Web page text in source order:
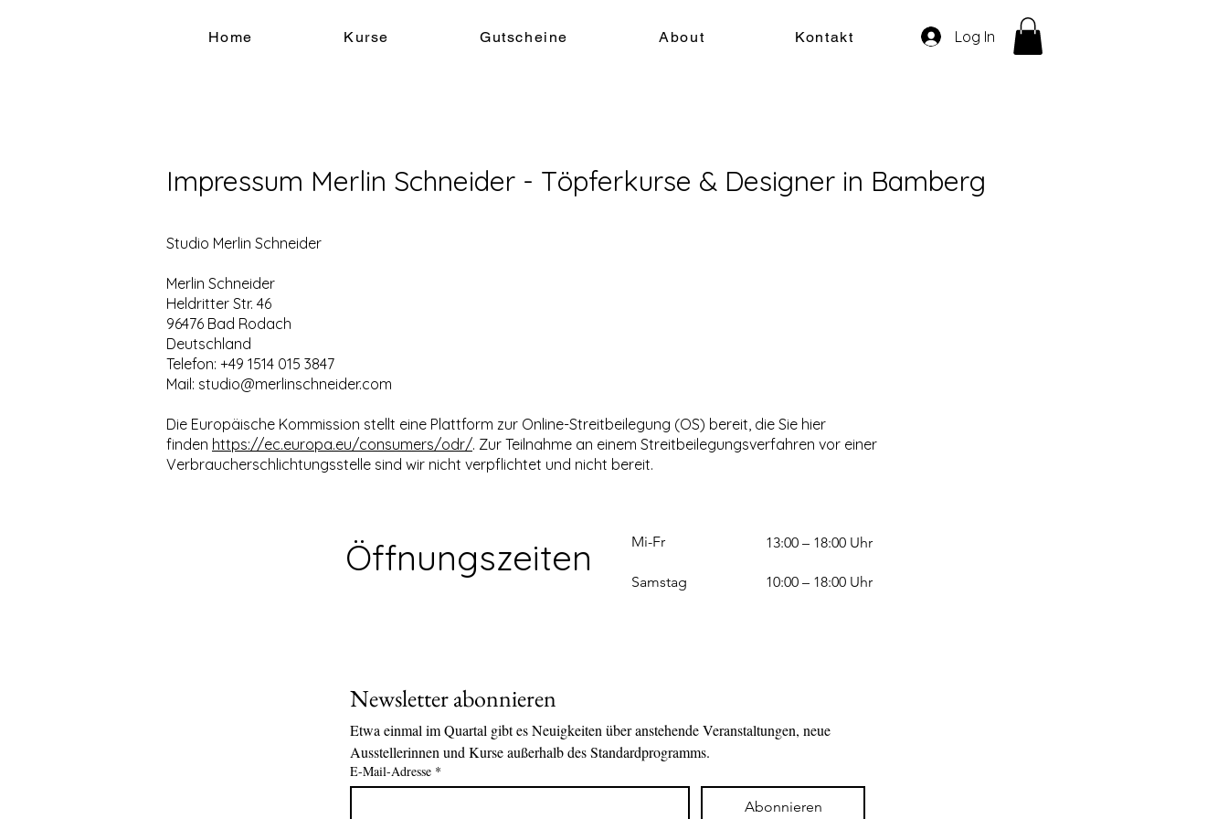
Home Kurse Gutscheine About Kontakt Log In
Impressum Merlin Schneider - Töpferkurse & Designer in Bamberg
Studio Merlin Schneider
Merlin Schneider
Heldritter Str. 46
96476 Bad Rodach
Deutschland
Telefon: +49 1514 015 3847
Mail: studio@merlinschneider.com
Die Europäische Kommission stellt eine Plattform zur Online-Streitbeilegung (OS) bereit, die Sie hier
finden https://ec.europa.eu/consumers/odr/. Zur Teilnahme an einem Streitbeilegungsverfahren vor einer
Verbraucherschlichtungsstelle sind wir nicht verpflichtet und nicht bereit.
Öffnungszeiten Mi-Fr
Samstag
13:00 – 18:00 Uhr
10:00 – 18:00 Uhr
Newsletter abonnieren
Etwa einmal im Quartal gibt es Neuigkeiten über anstehende Veranstaltungen, neue
Ausstellerinnen und Kurse außerhalb des Standardprogramms.
E-Mail-Adresse *
Abonnieren